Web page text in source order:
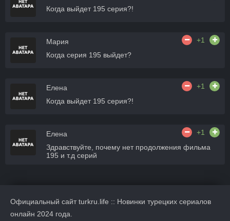
Когда выйдет 195 серия?!
Мария
+1
Когда серия 195 выйдет?
Елена
+1
Когда выйдет 195 серия?!
Елена
+1
Здравствуйте, почему нет продолжения фильма
195 и т.д серий
Официальный сайт turkru.life :: Новинки турецких сериалов
онлайн 2024 года.